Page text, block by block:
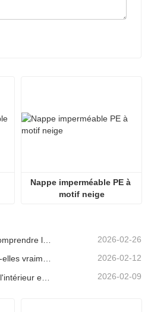
Nappe imperméable PE à
motif neige
2026-02-26
Les nappes lavables sont-elles vraiment faciles d'entretien ? À quoi s'attendre ? 2026-02-12
2026-02-09